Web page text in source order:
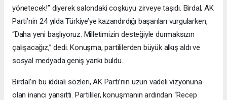
yönetecek!” diyerek salondaki coşkuyu zirveye taşıdı. Birdal, AK
Parti’nin 24 yılda Türkiye’ye kazandırdığı başarıları vurgularken,
“Daha yeni başlıyoruz. Milletimizin desteğiyle durmaksızın
çalışacağız,” dedi. Konuşma, partililerden büyük alkış aldı ve
sosyal medyada geniş yankı buldu.
Birdal’ın bu iddialı sözleri, AK Parti’nin uzun vadeli vizyonuna
olan inancı yansıttı. Partililer, konuşmanın ardından “Recep